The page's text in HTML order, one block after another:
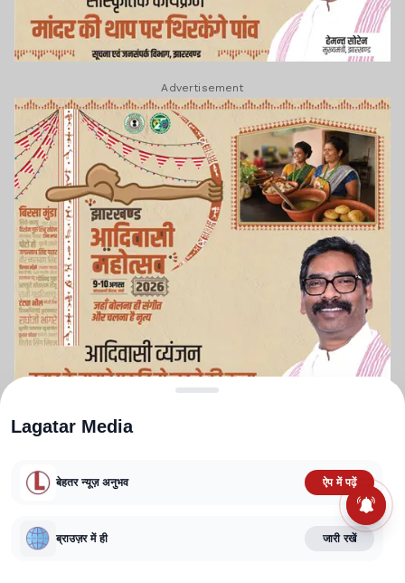
Advertisement
TERMS AND CONDITIONS
CORRECTIONS POLICY
FACT CHECKING POLICY
Lagatar Media
बेहतर न्यूज़ अनुभव ऐप में पढ़ें
ब्राउज़र में ही जारी रखें